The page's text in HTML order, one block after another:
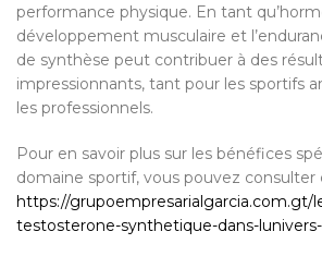
performance physique. En tant
développement musculaire et
de synthèse peut contribuer à des
impressionnants, tant pour les sportifs
les professionnels.
Pour en savoir plus sur les bénéfices
domaine sportif, vous pouvez consulter
https://grupoempresarialgarcia.com.gt/
testosterone-synthetique-dans-